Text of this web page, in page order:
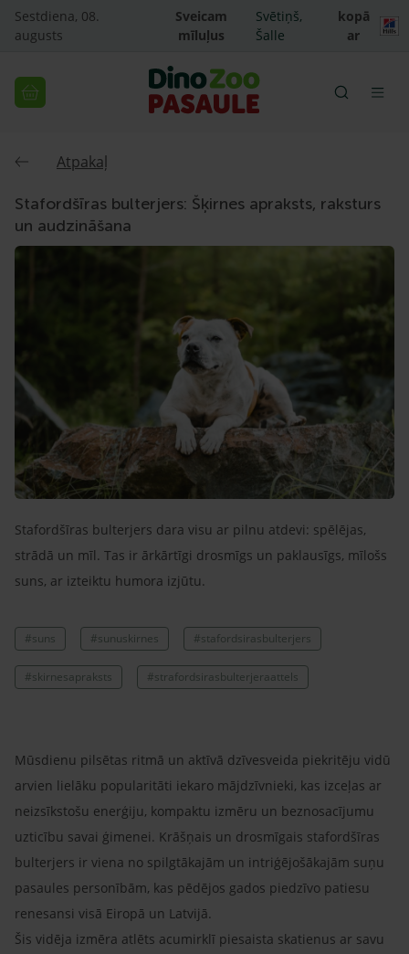
Sestdiena, 08.
augusts
Sveicam
mīluļus
Svētiņš,
Šalle
kopā
ar
Atpakaļ
Stafordšīras bulterjers: Šķirnes apraksts, raksturs
un audzināšana
Stafordšīras bulterjers dara visu ar pilnu atdevi: spēlējas,
strādā un mīl. Tas ir ārkārtīgi drosmīgs un paklausīgs, mīlošs
suns, ar izteiktu humora izjūtu.
#suns #sunuskirnes #stafordsirasbulterjers
#skirnesapraksts #strafordsirasbulterjeraattels
Mūsdienu pilsētas ritmā un aktīvā dzīvesveida piekritēju vidū
arvien lielāku popularitāti iekaro mājdzīvnieki, kas izceļas ar
neizsīkstošu enerģiju, kompaktu izmēru un beznosacījumu
uzticību savai ģimenei. Krāšņais un drosmīgais stafordšīras
bulterjers ir viena no spilgtākajām un intriģējošākajām suņu
pasaules personībām, kas pēdējos gados piedzīvo patiesu
renesansi visā Eiropā un Latvijā.
Šis vidēja izmēra atlēts acumirklī piesaista skatienus ar savu